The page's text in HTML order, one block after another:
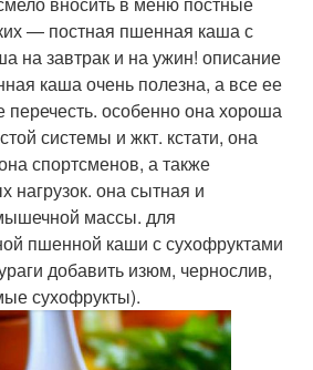
— постная пшенная каша с
на завтрак и на ужин! описание
каша очень полезна, а все ее
перечесть. особенно она хороша
системы и жкт. кстати, она
спортсменов, а также
она сытная и
массы. для
пшенной каши с сухофруктами
добавить изюм, чернослив,
сухофрукты).